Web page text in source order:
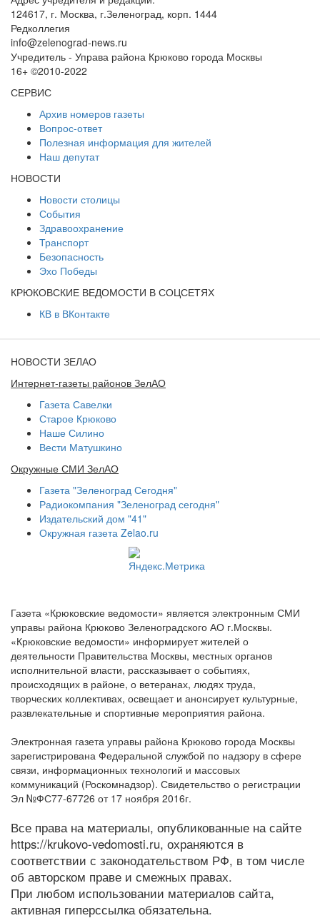
124617, г. Москва, г.Зеленоград, корп. 1444
Редколлегия
info@zelenograd-news.ru
Учредитель - Управа района Крюково города Москвы
16+ ©2010-2022
СЕРВИС
Архив номеров газеты
Вопрос-ответ
Полезная информация для жителей
Наш депутат
НОВОСТИ
Новости столицы
События
Здравоохранение
Транспорт
Безопасность
Эхо Победы
КРЮКОВСКИЕ ВЕДОМОСТИ В СОЦСЕТЯХ
КВ в ВКонтакте
НОВОСТИ ЗЕЛАО
Интернет-газеты районов ЗелАО
Газета Савелки
Старое Крюково
Наше Силино
Вести Матушкино
Окружные СМИ ЗелАО
Газета "Зеленоград Сегодня"
Радиокомпания "Зеленоград сегодня"
Издательский дом "41"
Окружная газета Zelao.ru
Газета «Крюковские ведомости» является электронным СМИ
управы района Крюково Зеленоградского АО г.Москвы.
«Крюковские ведомости» информирует жителей о
деятельности Правительства Москвы, местных органов
исполнительной власти, рассказывает о событиях,
происходящих в районе, о ветеранах, людях труда,
творческих коллективах, освещает и анонсирует культурные,
развлекательные и спортивные мероприятия района.
Электронная газета управы района Крюково города Москвы
зарегистрирована Федеральной службой по надзору в сфере
связи, информационных технологий и массовых
коммуникаций (Роскомнадзор). Свидетельство о регистрации
Эл №ФС77-67726 от 17 ноября 2016г.
Все права на материалы, опубликованные на сайте
https://krukovo-vedomosti.ru, охраняются в
соответствии с законодательством РФ, в том числе
об авторском праве и смежных правах.
При любом использовании материалов сайта,
активная гиперссылка обязательна.